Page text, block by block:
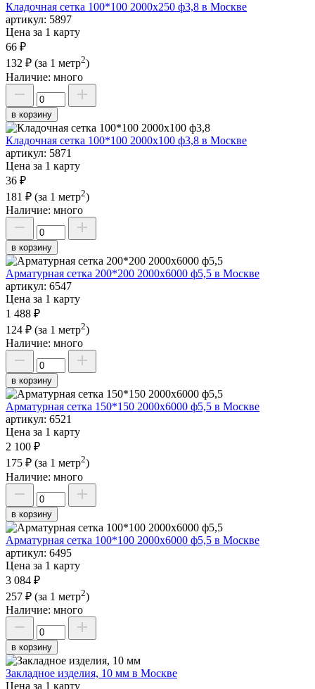
Кладочная сетка 100*100 2000х250 ф3,8 в Москве
артикул: 5897
Цена за 1 карту
66 ₽
132 ₽ (за 1 метр2)
Наличие: много
в корзину
Кладочная сетка 100*100 2000х100 ф3,8 в Москве
артикул: 5871
Цена за 1 карту
36 ₽
181 ₽ (за 1 метр2)
Наличие: много
в корзину
Арматурная сетка 200*200 2000х6000 ф5,5 в Москве
артикул: 6547
Цена за 1 карту
1 488 ₽
124 ₽ (за 1 метр2)
Наличие: много
в корзину
Арматурная сетка 150*150 2000х6000 ф5,5 в Москве
артикул: 6521
Цена за 1 карту
2 100 ₽
175 ₽ (за 1 метр2)
Наличие: много
в корзину
Арматурная сетка 100*100 2000х6000 ф5,5 в Москве
артикул: 6495
Цена за 1 карту
3 084 ₽
257 ₽ (за 1 метр2)
Наличие: много
в корзину
Закладное изделия, 10 мм в Москве
Цена за 1 карту